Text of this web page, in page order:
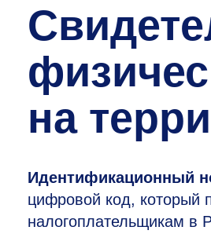
на
Идентификационный
цифровой код, который
налогоплательщикам в